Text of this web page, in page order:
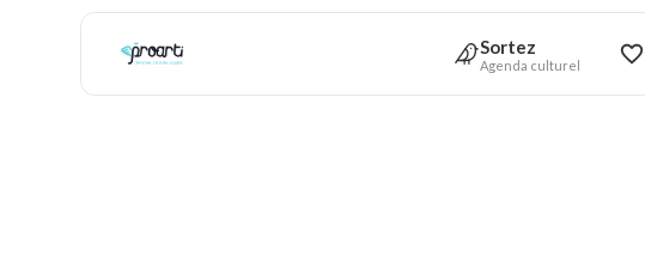
Sortez
Agenda culturel